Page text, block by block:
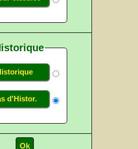
d'Histor.